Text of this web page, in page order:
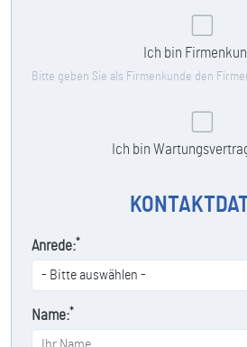
Ich bin
Bitte geben Sie als Firmenkunde den
Ich bin
Anrede:*
Name:*